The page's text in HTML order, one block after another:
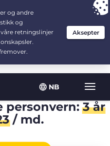
NB
Vis/
years at $
personvern:3 år
/ md.